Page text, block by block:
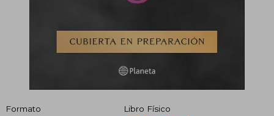
Formato
Libro Físico